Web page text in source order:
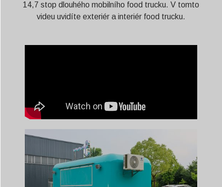
14,7 stop dlouhého mobilního food trucku. V tomto
videu uvidíte exteriér a interiér food trucku.